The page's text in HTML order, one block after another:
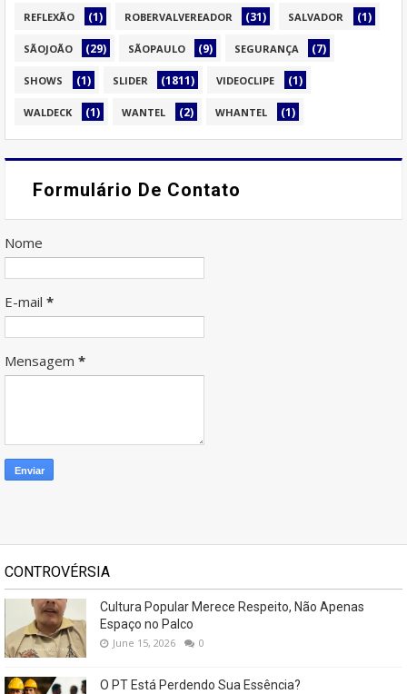
REFLEXÃO (1) ROBERVALVEREADOR (31) SALVADOR (1)
SÃOJOÃO (29) SÃOPAULO (9) SEGURANÇA (7)
SHOWS (1) SLIDER (1811) VIDEOCLIPE (1)
WALDECK (1) WANTEL (2) WHANTEL (1)
Formulário De Contato
Nome
E-mail *
Mensagem *
CONTROVÉRSIA
Cultura Popular Merece Respeito, Não Apenas
Espaço no Palco
June 15, 2026 0
O PT Está Perdendo Sua Essência?